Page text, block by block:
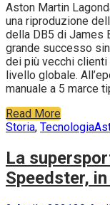
Aston Martin
una riproduzione
della DB5 di James
grande successo sin
dei più vecchi clienti
livello globale.
manuale a 5 marce
Read More
Storia, Tecnologia
La
Speedster,